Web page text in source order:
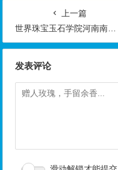
上一篇
世界珠宝玉石学院河南南阳石佛寺实习基地
发表评论